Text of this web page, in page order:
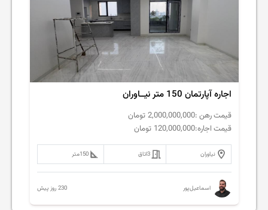
اجاره آپارتمان 150 متر نیــاوران
قیمت رهن :2,000,000,000 تومان
قیمت اجاره:120,000,000 تومان
نیاوران 3اتاق 150متر
اسماعیل‌پور 230 روز پیش